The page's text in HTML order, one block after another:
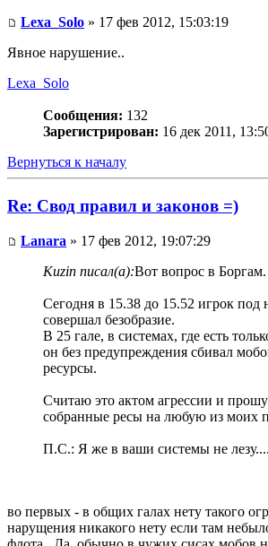
Lexa_Solo » 17 фев 2012, 15:03:19
Явное нарушение..
Lexa_Solo
Сообщения: 132
Зарегистрирован: 16 дек 2011,
Вернуться к началу
Re: Свод правил и законов =)
Lanara » 17 фев 2012, 19:07:29
Kuzin писал(а):Вот вопрос в Боргам.
Сегодня в 15.38 до 15.52 игрок под
совершал безобразие.
В 25 гале, в системах, где есть
он без предупреждения сбивал
ресурсы.
Считаю это актом агрессии и прошу
собранные ресы на любую из моих
П.С.: Я же в ваши системы не лезу....
во первых - в общих галах нету такого
нарущения никакого нету если там